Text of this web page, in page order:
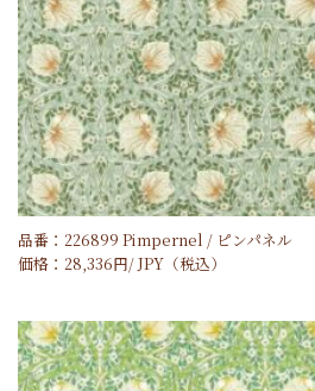
品番：226899 Pimpernel / ピンパネル
価格： 28,336円/JPY （税込）